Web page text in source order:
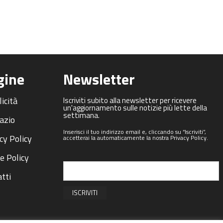
Policy
Policy
Newsletter
Iscriviti subito alla newsletter per ricevere
un'aggiornamento sulle notizie più lette della
settimana.
Inserisci il tuo indirizzo email e, cliccando su “Iscriviti”,
accetterai la automaticamente la nostra Privacy Policy.